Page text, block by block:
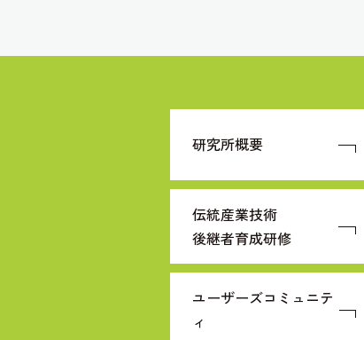
研究所概要
伝統産業技術
後継者育成研修
ユーザーズコミュニテ
ィ